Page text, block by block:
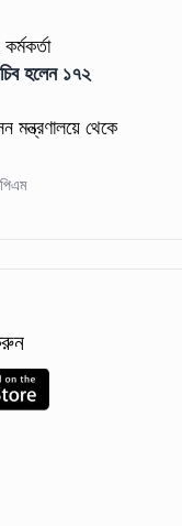
হলেন ১৭২
মন্ত্রণালয়ে থেকে